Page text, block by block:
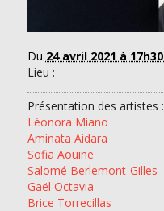
Du 24 avril 2021 à 17h30
Lieu :
Présentation des artistes :
Léonora Miano
Aminata Aidara
Sofia Aouine
Salomé Berlemont-Gilles
Gaël Octavia
Brice Torrecillas